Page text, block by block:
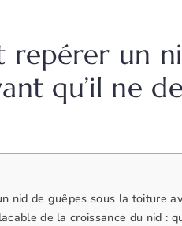
repérer un
qu’il ne
nid de guêpes sous la toiture
de la croissance du nid :